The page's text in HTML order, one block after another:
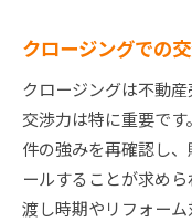
クロージングでの
クロージングは不動
交渉力は特に重要で
件の強みを再確認し
ールすることが求め
渡し時期やリフォー